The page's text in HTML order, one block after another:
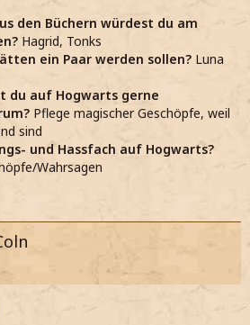
den Büchern würdest du am
Hagrid, Tonks
ein Paar werden sollen? Luna
du auf Hogwarts gerne
Pflege magischer Geschöpfe, weil
sind
und Hassfach auf Hogwarts?
Wahrsagen